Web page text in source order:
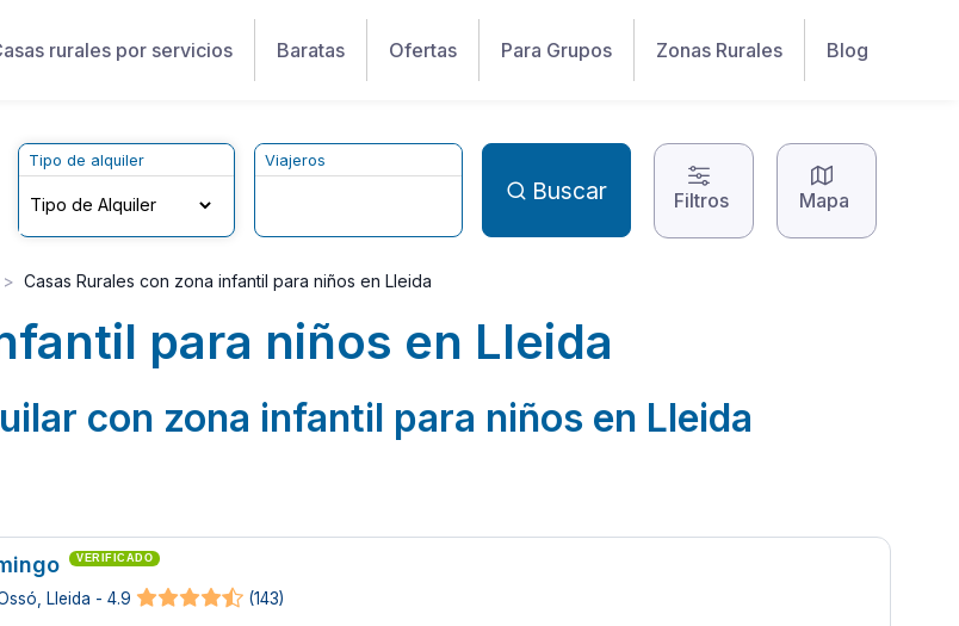
rurales por servicios Baratas Ofertas Para Grupos Zonas Rurales Blog
Tipo de alquiler Viajeros
Buscar Filtros Mapa
Casas Rurales con zona infantil para niños en Lleida
para niños en Lleida
con zona infantil para niños en Lleida
VERIFICADO
Lleida - 4.9 (143)